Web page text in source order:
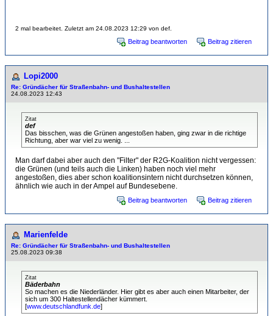
2 mal bearbeitet. Zuletzt am 24.08.2023 12:29 von def.
Beitrag beantworten Beitrag zitieren
Lopi2000
Re: Gründächer für Straßenbahn- und Bushaltestellen
24.08.2023 12:43
Zitat
def
Das bisschen, was die Grünen angestoßen haben, ging zwar in die richtige
Richtung, aber war viel zu wenig. ...
Man darf dabei aber auch den "Filter" der R2G-Koalition nicht vergessen:
die Grünen (und teils auch die Linken) haben noch viel mehr
angestoßen, dies aber schon koalitionsintern nicht durchsetzen können,
ähnlich wie auch in der Ampel auf Bundesebene.
Beitrag beantworten Beitrag zitieren
Marienfelde
Re: Gründächer für Straßenbahn- und Bushaltestellen
25.08.2023 09:38
Zitat
Bäderbahn
So machen es die Niederländer. Hier gibt es aber auch einen Mitarbeiter, der
sich um 300 Haltestellendächer kümmert.
[www.deutschlandfunk.de]